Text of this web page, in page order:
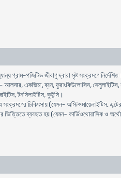
গ্রাম-পজিটিভ জীবাণু দ্বারা সৃষ্ট সংক্রমণে
একজিমা, ব্রন, ফুরাংকিউলোসিস, সেলুলাইটিস,
টনসিলাইটিস, কুইন্সি।
চিকিৎসায় (যেমন- অস্টিওমায়েলাইটিস,
ভিত্তিতে ব্যবহৃত হয় (যেমন- কার্ডিওথোরাসিক ও